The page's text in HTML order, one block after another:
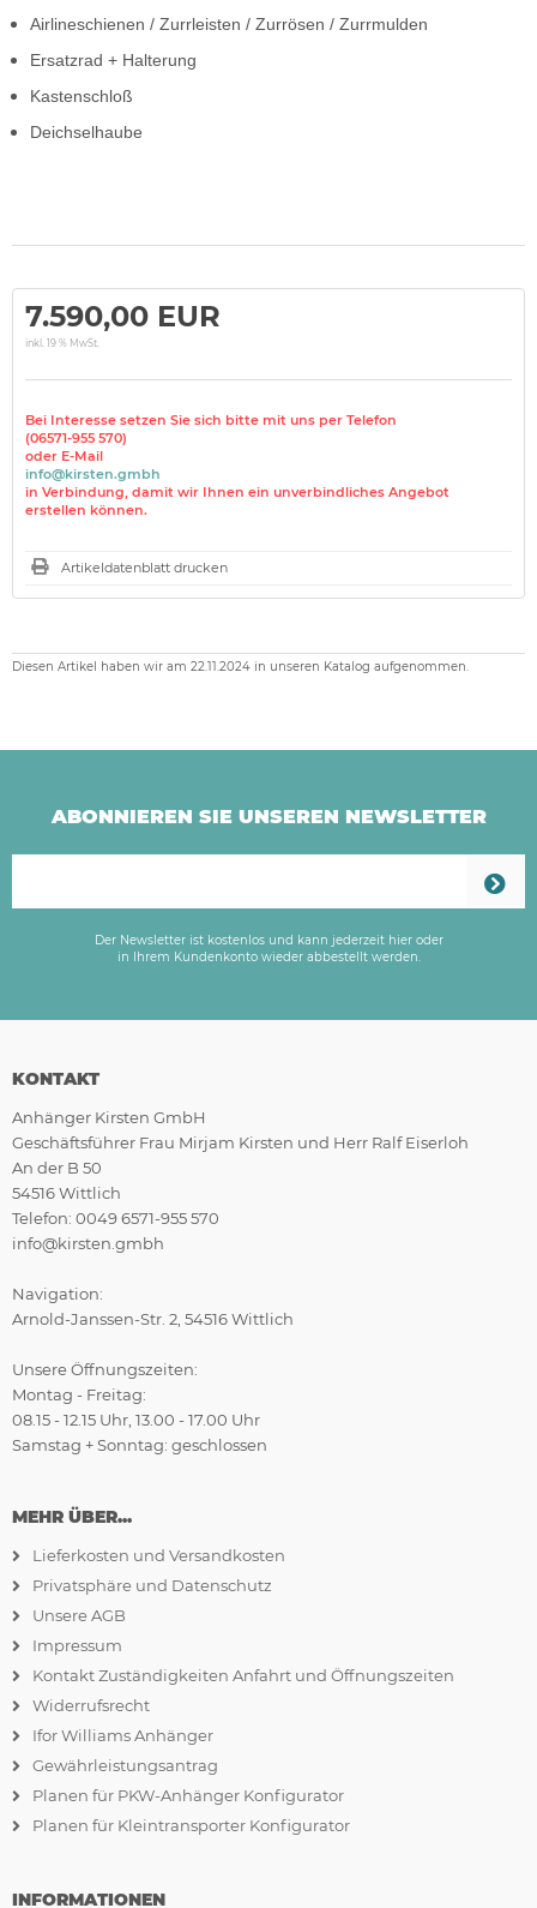
Airlineschienen / Zurrleisten / Zurrösen / Zurrmulden
Ersatzrad + Halterung
Kastenschloß
Deichselhaube
7.590,00 EUR
inkl. 19 % MwSt.
Bei Interesse setzen Sie sich bitte mit uns per Telefon
(06571-955 570)
oder E-Mail
info@kirsten.gmbh
in Verbindung, damit wir Ihnen ein unverbindliches Angebot
erstellen können.
Artikeldatenblatt drucken
Diesen Artikel haben wir am 22.11.2024 in unseren Katalog aufgenommen.
ABONNIEREN SIE UNSEREN NEWSLETTER
Der Newsletter ist kostenlos und kann jederzeit hier oder
in Ihrem Kundenkonto wieder abbestellt werden.
KONTAKT
Anhänger Kirsten GmbH
Geschäftsführer Frau Mirjam Kirsten und Herr Ralf Eiserloh
An der B 50
54516 Wittlich
Telefon: 0049 6571-955 570
info@kirsten.gmbh
Navigation:
Arnold-Janssen-Str. 2, 54516 Wittlich
Unsere Öffnungszeiten:
Montag - Freitag:
08.15 - 12.15 Uhr, 13.00 - 17.00 Uhr
Samstag + Sonntag: geschlossen
MEHR ÜBER...
Lieferkosten und Versandkosten
Privatsphäre und Datenschutz
Unsere AGB
Impressum
Kontakt Zuständigkeiten Anfahrt und Öffnungszeiten
Widerrufsrecht
Ifor Williams Anhänger
Gewährleistungsantrag
Planen für PKW-Anhänger Konfigurator
Planen für Kleintransporter Konfigurator
INFORMATIONEN